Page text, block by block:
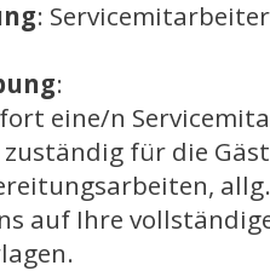
:
:
eine/n
zuständig für die
auf Ihre